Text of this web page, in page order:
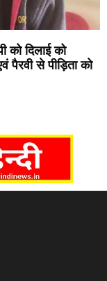
को दिलाई को
पैरवी से पीड़िता को